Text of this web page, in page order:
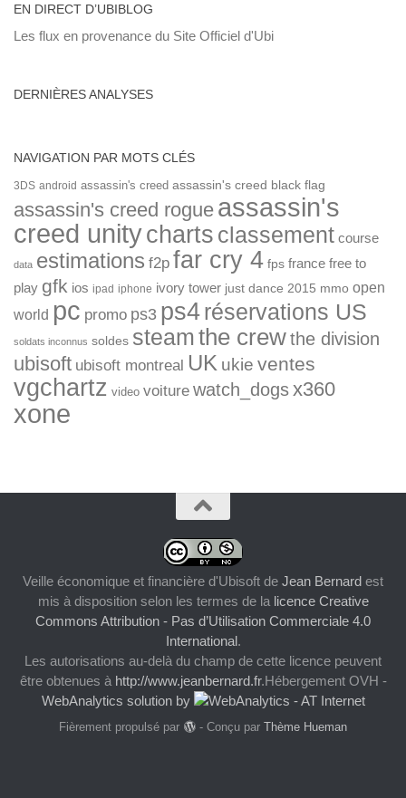
EN DIRECT D’UBIBLOG
Les flux en provenance du Site Officiel d'Ubi
DERNIÈRES ANALYSES
NAVIGATION PAR MOTS CLÉS
3DS android assassin's creed assassin's creed black flag
assassin's creed rogue assassin's
creed unitycharts classement course
data estimations f2p far cry 4 fps france free to
play gfk ios ipad iphone ivory tower just dance 2015 mmo open
world pc promo ps3 ps4réservations US
soldats inconnus soldes steamthe crewthe division
ubisoft ubisoft montreal UK ukie ventes
vgchartz video voiture watch_dogsx360
xone
Veille économique et financière d'Ubisoft de Jean Bernard est
mis à disposition selon les termes de la licence Creative
Commons Attribution - Pas d’Utilisation Commerciale 4.0
International.
Les autorisations au-delà du champ de cette licence peuvent
être obtenues à http://www.jeanbernard.fr.Hébergement OVH -
WebAnalytics solution by
Fièrement propulsé par - Conçu par Thème Hueman